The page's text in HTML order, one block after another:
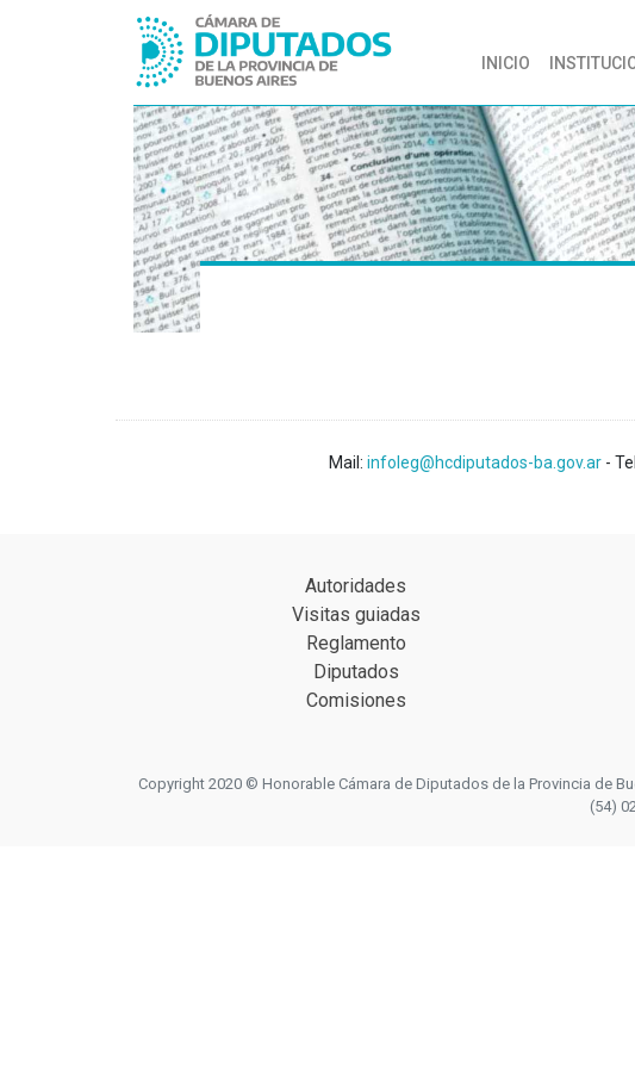
INICIO (CURRENT)
Mail: infoleg@hcdiputados-ba.gov.ar -
Autoridades
Visitas guiadas
Reglamento
Diputados
Comisiones
Copyright 2020 © Honorable Cámara de Diputados de la Provincia de
(54)